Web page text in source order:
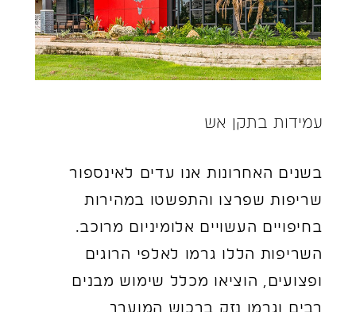
עמידות בתקן אש
בשנים האחרונות אנו עדים לאינספור
שריפות שפרצו והתפשטו במהירות
בחיפויים העשויים אלומיניום מרוכב.
השריפות הללו גרמו לאלפי הרוגים
ופצועים, הוציאו מכלל שימוש מבנים
רבים וגרמו נזק ברכוש המוערך